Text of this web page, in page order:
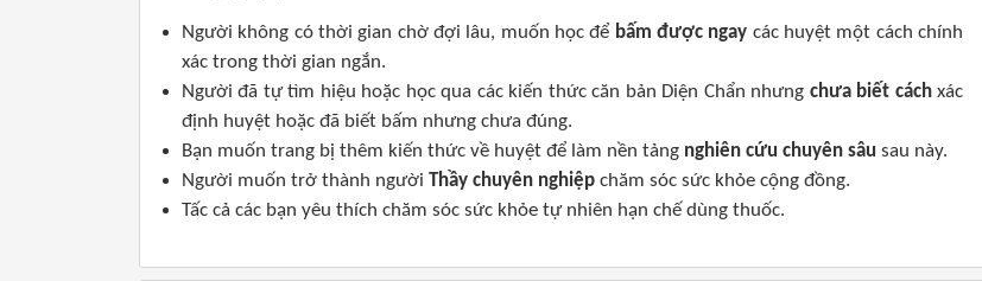
Người không có thời gian chờ đợi lâu, muốn học để bấm được ngay các huyệt một cách chính
xác trong thời gian ngắn.
Người đã tự tìm hiệu hoặc học qua các kiến thức căn bản Diện Chẩn nhưng chưa biết cáchxác
định huyệt hoặc đã biết bấm nhưng chưa đúng.
Bạn muốn trang bị thêm kiến thức về huyệt để làm nền tảng nghiên cứu chuyên sâu sau này.
Người muốn trở thành người Thầy chuyên nghiệp chăm sóc sức khỏe cộng đồng.
Tấc cả các bạn yêu thích chăm sóc sức khỏe tự nhiên hạn chế dùng thuốc.